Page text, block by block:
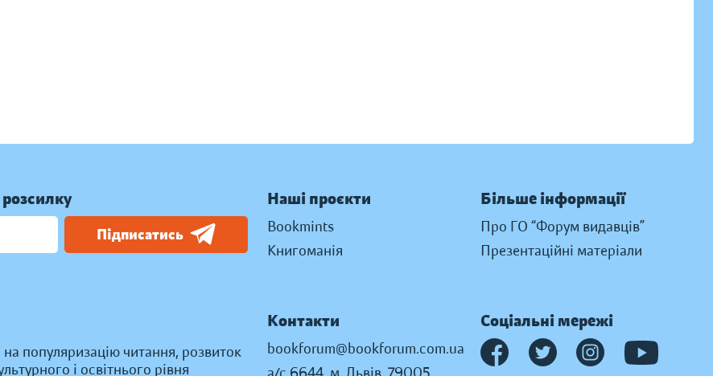
Підписатись
популяризацію читання, розвиток
і освітнього рівня
Наші проєкти
Bookmints
Книгоманія
Більше інформації
Про ГО “Форум видавців”
Презентаційні матеріали
Контакти
bookforum@bookforum.com.ua
Соціальні мережі